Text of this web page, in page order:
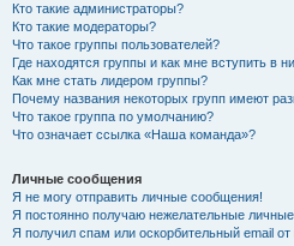
Кто такие администраторы?
Кто такие модераторы?
Что такое группы пользователей?
Где находятся группы и как мне вступить в
Как мне стать лидером группы?
Почему названия некоторых групп имеют
Что такое группа по умолчанию?
Что означает ссылка «Наша команда»?
Личные сообщения
Я не могу отправить личные сообщения!
Я постоянно получаю нежелательные
Я получил спам или оскорбительный email от